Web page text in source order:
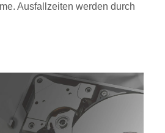
Ausfallzeiten werden durch